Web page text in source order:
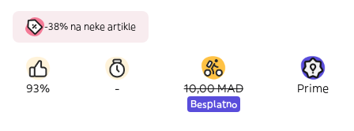
-38% na neke artikle
93% - 10,00 MAD
Besplatno
Prime